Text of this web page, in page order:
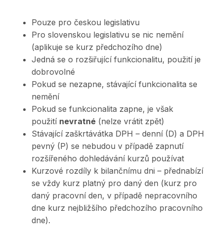
Pouze pro českou legislativu
Pro slovenskou legislativu se nic nemění
(aplikuje se kurz předchozího dne)
Jedná se o rozšiřující funkcionalitu, použití je
dobrovolné
Pokud se nezapne, stávající funkcionalita se
nemění
Pokud se funkcionalita zapne, je však
použití nevratné (nelze vrátit zpět)
Stávající zaškrtávátka DPH – denní (D) a DPH
pevný (P) se nebudou v případě zapnutí
rozšířeného dohledávání kurzů používat
Kurzové rozdíly k bilančnímu dni – přednabízí
se vždy kurz platný pro daný den (kurz pro
daný pracovní den, v případě nepracovního
dne kurz nejbližšího předchozího pracovního
dne).